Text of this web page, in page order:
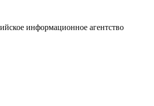
информационное агентство